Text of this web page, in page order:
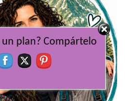
un plan? Compártelo